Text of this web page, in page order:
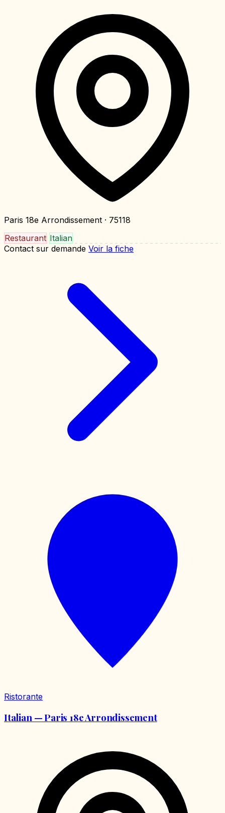
Paris 18e Arrondissement · 75118
Restaurant Italian
Contact sur demande Voir la fiche
Ristorante
Italian — Paris 18e Arrondissement